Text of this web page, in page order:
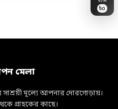
মেলা
সাশ্রয়ী মূল্যে আপনার দোরগোড়ায়।
গ্রাহকের কাছে।
৳0